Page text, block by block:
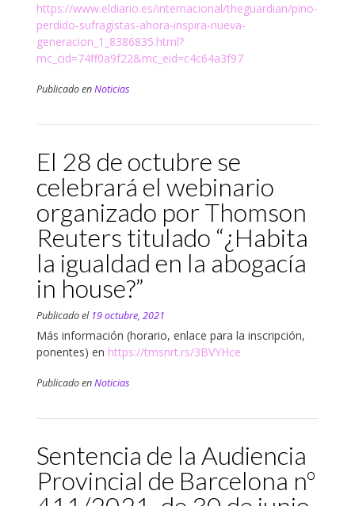
https://www.eldiario.es/internacional/theguardian/pino-
perdido-sufragistas-ahora-inspira-nueva-
generacion_1_8386835.html?
mc_cid=74ff0a9f22&mc_eid=c4c64a3f97
Publicado enNoticias
El 28 de octubre se
celebrará el webinario
organizado por Thomson
Reuters titulado “¿Habita
la igualdad en la abogacía
in house?”
Publicado el 19 octubre, 2021
Más información (horario, enlace para la inscripción,
ponentes) en https://tmsnrt.rs/3BVYHce
Publicado enNoticias
Sentencia de la Audiencia
Provincial de Barcelona nº